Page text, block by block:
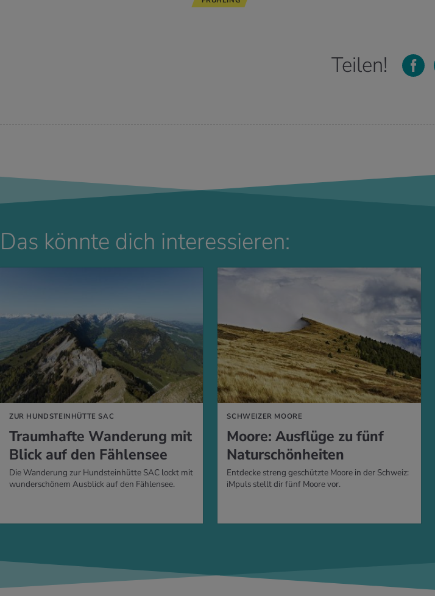
Teilen!
Das könnte dich interessieren:
ZUR HUNDSTEINHÜTTE SAC
Traumhafte Wanderung mit
Blick auf den Fählensee
Die Wanderung zur Hundsteinhütte SAC lockt mit
wunderschönem Ausblick auf den Fählensee.
ERFAHREN
SCHWEIZER MOORE
Moore: Ausflüge zu fünf
Naturschönheiten
Entdecke streng geschützte Moore in der Schweiz:
iMpuls stellt dir fünf Moore vor.
MEHR ERFAHREN